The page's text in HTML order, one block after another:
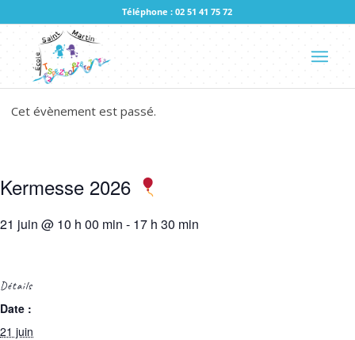
Téléphone : 02 51 41 75 72
Cet évènement est passé.
Kermesse 2026
21 juin @ 10 h 00 min - 17 h 30 min
Détails
Date :
21 juin